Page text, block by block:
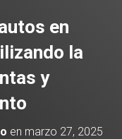
en
la
y
en marzo 27, 2025